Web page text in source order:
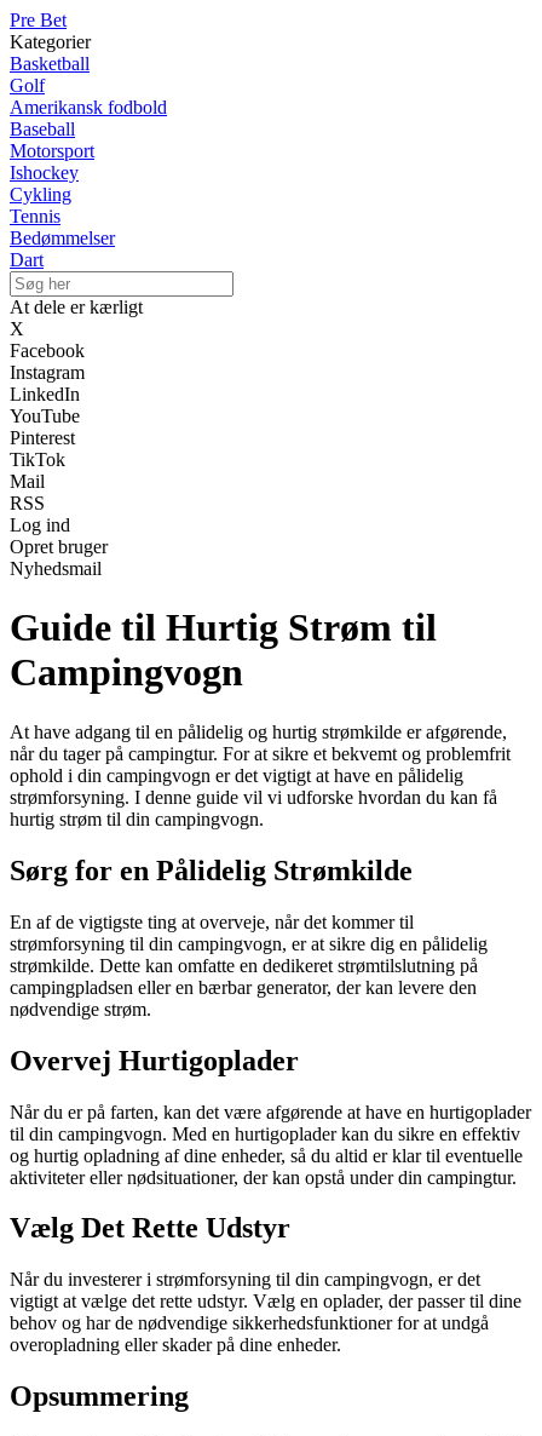
Pre Bet
Kategorier
Basketball
Golf
Amerikansk fodbold
Baseball
Motorsport
Ishockey
Cykling
Tennis
Bedømmelser
Dart
At dele er kærligt
X
Facebook
Instagram
LinkedIn
YouTube
Pinterest
TikTok
Mail
RSS
Log ind
Opret bruger
Nyhedsmail
Guide til Hurtig Strøm til
Campingvogn
At have adgang til en pålidelig og hurtig strømkilde er afgørende,
når du tager på campingtur. For at sikre et bekvemt og problemfrit
ophold i din campingvogn er det vigtigt at have en pålidelig
strømforsyning. I denne guide vil vi udforske hvordan du kan få
hurtig strøm til din campingvogn.
Sørg for en Pålidelig Strømkilde
En af de vigtigste ting at overveje, når det kommer til
strømforsyning til din campingvogn, er at sikre dig en pålidelig
strømkilde. Dette kan omfatte en dedikeret strømtilslutning på
campingpladsen eller en bærbar generator, der kan levere den
nødvendige strøm.
Overvej Hurtigoplader
Når du er på farten, kan det være afgørende at have en hurtigoplader
til din campingvogn. Med en hurtigoplader kan du sikre en effektiv
og hurtig opladning af dine enheder, så du altid er klar til eventuelle
aktiviteter eller nødsituationer, der kan opstå under din campingtur.
Vælg Det Rette Udstyr
Når du investerer i strømforsyning til din campingvogn, er det
vigtigt at vælge det rette udstyr. Vælg en oplader, der passer til dine
behov og har de nødvendige sikkerhedsfunktioner for at undgå
overopladning eller skader på dine enheder.
Opsummering